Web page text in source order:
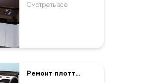
Смотреть все
Ремонт плоттеров